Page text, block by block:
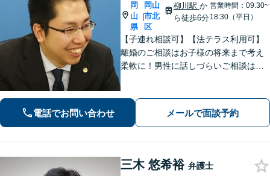
岡
山
県
|
岡山
市北
区
柳川駅 か
ら徒歩6分
営業時間：09:30~
18:30（平日）
【子連れ相談可】【法テラス利用可】
離婚のご相談はお子様の将来まで考え
柔軟に！男性に話しづらいご相談は女
と連携してきめ細やかに対応【注力分
野初回相談無料】【WEB面談可】
電話でお問い合わせ メールで面談予約
三木 悠希裕 弁護士